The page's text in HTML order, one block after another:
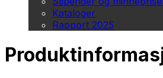
Kataloger
Rapport 2025